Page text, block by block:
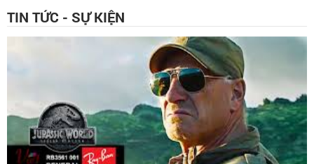
TIN TỨC - SỰ KIỆN